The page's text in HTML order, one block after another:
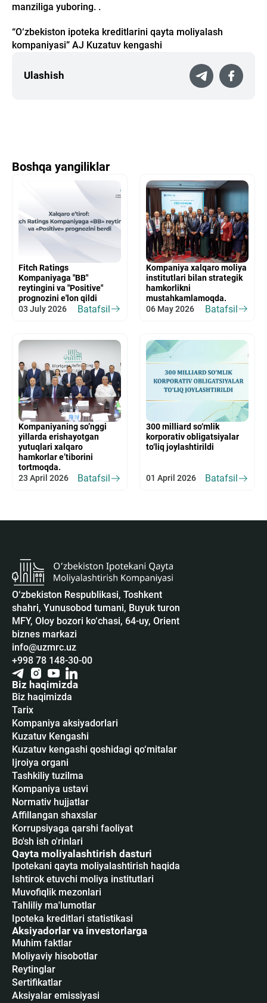
manziliga yuboring. .
“O‘zbekiston ipoteka kreditlarini qayta moliyalash
kompaniyasi” AJ Kuzatuv kengashi
Ulashish
Boshqa yangiliklar
Fitch Ratings
Kompaniyaga "BB"
reytingini va "Positive"
prognozini e'lon qildi
03 July 2026
Batafsil
Kompaniya xalqaro moliya
institutlari bilan strategik
hamkorlikni
mustahkamlamoqda.
06 May 2026
Batafsil
Kompaniyaning so’nggi
yillarda erishayotgan
yutuqlari xalqaro
hamkorlar e’tiborini
tortmoqda.
23 April 2026
Batafsil
300 milliard so‘mlik
korporativ obligatsiyalar
to‘liq joylashtirildi
01 April 2026 Batafsil
O‘zbekiston Respublikasi, Toshkent
shahri, Yunusobod tumani, Buyuk turon
MFY, Oloy bozori ko‘chasi, 64-uy, Orient
biznes markazi
info@uzmrc.uz
+998 78 148-30-00
Biz haqimizda
Biz haqimizda
Tarix
Kompaniya aksiyadorlari
Kuzatuv Kengashi
Kuzatuv kengashi qoshidagi qo‘mitalar
Ijroiya organi
Tashkiliy tuzilma
Kompaniya ustavi
Normativ hujjatlar
Affillangan shaxslar
Korrupsiyaga qarshi faoliyat
Bo'sh ish o'rinlari
Qayta moliyalashtirish dasturi
Ipotekani qayta moliyalashtirish haqida
Ishtirok etuvchi moliya institutlari
Muvofiqlik mezonlari
Tahliliy ma'lumotlar
Ipoteka kreditlari statistikasi
Aksiyadorlar va investorlarga
Muhim faktlar
Moliyaviy hisobotlar
Reytinglar
Sertifikatlar
Аksiyalar emissiyasi